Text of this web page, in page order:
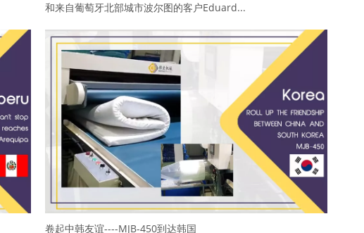
和来自葡萄牙北部城市波尔图的客户Eduard...
卷起中韩友谊----MJB-450到达韩国